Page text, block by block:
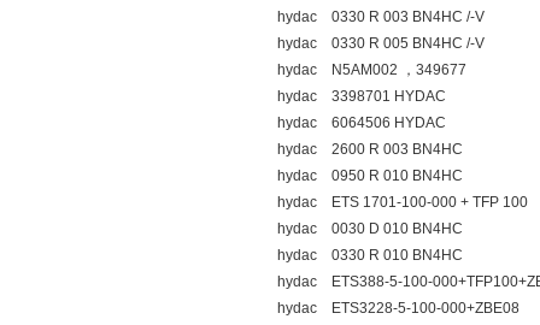
hydac 0330 R 003 BN4HC /-V
hydac 0330 R 005 BN4HC /-V
hydac N5AM002 ，349677
hydac 3398701 HYDAC
hydac 6064506 HYDAC
hydac 2600 R 003 BN4HC
hydac 0950 R 010 BN4HC
hydac ETS 1701-100-000 + TFP 100
hydac 0030 D 010 BN4HC
hydac 0330 R 010 BN4HC
hydac ETS388-5-100-
hydac ETS3228-5-100-000+ZBE08